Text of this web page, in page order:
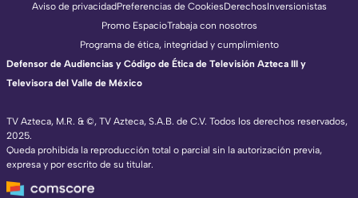
TV Azteca, M.R. & ©, TV Azteca, S.A.B. de C.V. Todos los derechos reservados,
2025.
Queda prohibida la reproducción total o parcial sin la autorización previa,
expresa y por escrito de su titular.
Aviso de privacidadPreferencias de CookiesDerechosInversionistas
Promo EspacioTrabaja con nosotros
Programa de ética, integridad y cumplimiento
Defensor de Audiencias y Código de Ética de Televisión Azteca III y
Televisora del Valle de México